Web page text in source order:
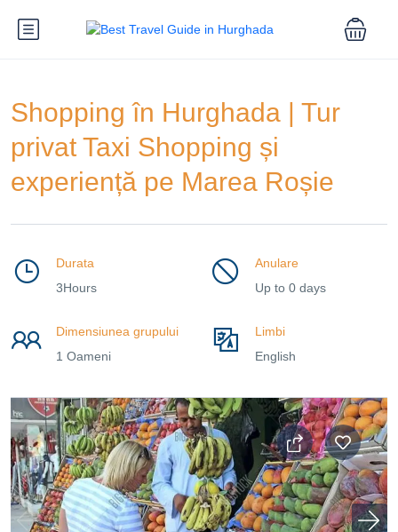
Shopping în Hurghada | Tur
privat Taxi Shopping și
experiență pe Marea Roșie
Durata
3Hours
Anulare
Up to 0 days
Dimensiunea grupului
1 Oameni
Limbi
English